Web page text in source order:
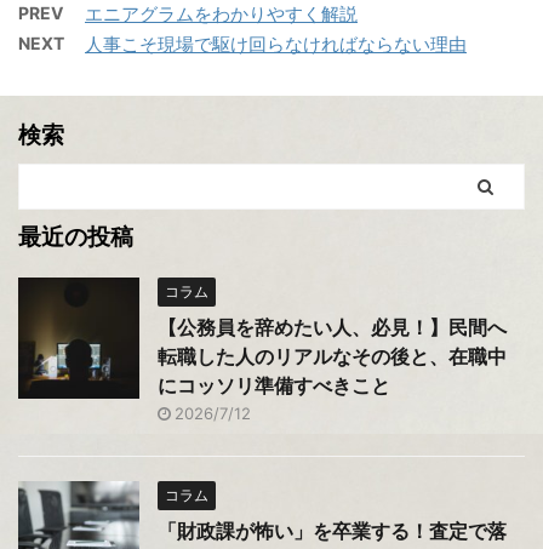
PREV エニアグラムをわかりやすく解説
NEXT 人事こそ現場で駆け回らなければならない理由
検索
最近の投稿
コラム
【公務員を辞めたい人、必見！】民間へ
転職した人のリアルなその後と、在職中
にコッソリ準備すべきこと
2026/7/12
コラム
「財政課が怖い」を卒業する！査定で落